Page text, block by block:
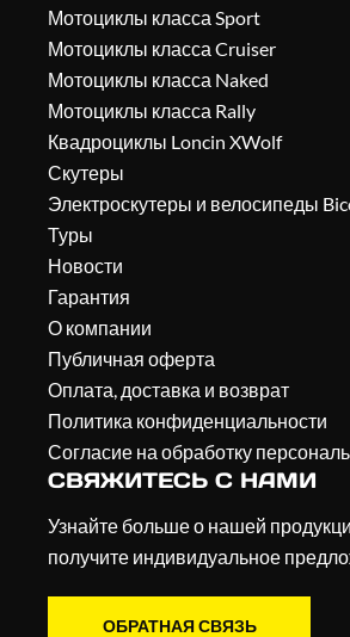
Мотоциклы класса Sport
Мотоциклы класса Cruiser
Мотоциклы класса Naked
Мотоциклы класса Rally
Квадроциклы Loncin XWolf
Скутеры
Электроскутеры и велосипеды
Туры
Новости
Гарантия
О компании
Публичная оферта
Оплата, доставка и возврат
Политика конфиденциальности
Согласие на обработку
СВЯЖИТЕСЬ С НАМИ
Узнайте больше о нашей
получите индивидуальное
ОБРАТНАЯ СВЯЗЬ